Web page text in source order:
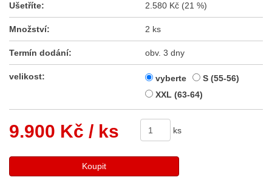
Ušetříte: 2.580 Kč (21 %)
Množství: 2 ks
Termín dodání: obv. 3 dny
velikost: vyberte
S (55-56)
XXL (63-64)
9.900 Kč / ks ks
Koupit